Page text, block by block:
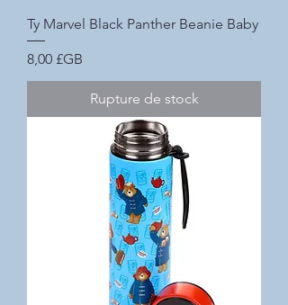
Ty Marvel Black Panther Beanie Baby
Prix
8,00 £GB
Rupture de stock